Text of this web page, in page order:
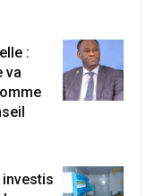
:
va
investis